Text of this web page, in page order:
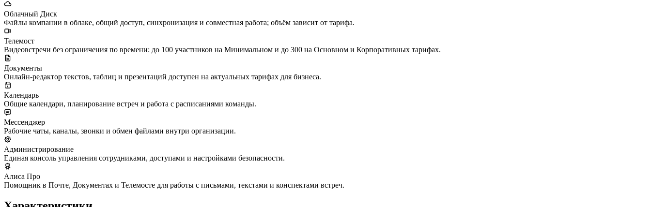
Облачный Диск
Файлы компании в облаке, общий доступ, синхронизация и совместная работа; объём зависит от тарифа.
Телемост
Видеовстречи без ограничения по времени: до 100 участников на Минимальном и до 300 на Основном и Корпоративных тарифах.
Документы
Онлайн-редактор текстов, таблиц и презентаций доступен на актуальных тарифах для бизнеса.
Календарь
Общие календари, планирование встреч и работа с расписаниями команды.
Мессенджер
Рабочие чаты, каналы, звонки и обмен файлами внутри организации.
Администрирование
Единая консоль управления сотрудниками, доступами и настройками безопасности.
Алиса Про
Помощник в Почте, Документах и Телемосте для работы с письмами, текстами и конспектами встреч.